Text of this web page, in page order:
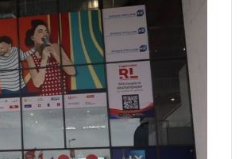
Un
festival
musique
celte